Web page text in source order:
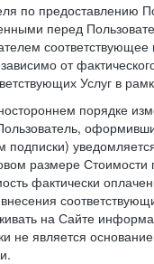
по предоставлению
перед
от
Услуг в
порядке
подписки)
размере Стоимости
фактически
на Сайте
не является